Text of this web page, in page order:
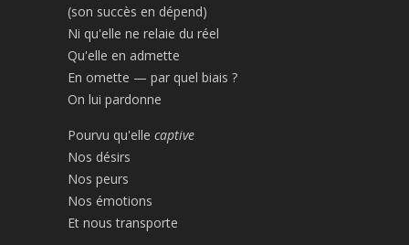
(son succès en dépend)
Ni qu'elle ne relaie du réel
Qu'elle en admette
En omette — par quel biais ?
On lui pardonne
Pourvu qu'elle captive
Nos désirs
Nos peurs
Nos émotions
Et nous transporte